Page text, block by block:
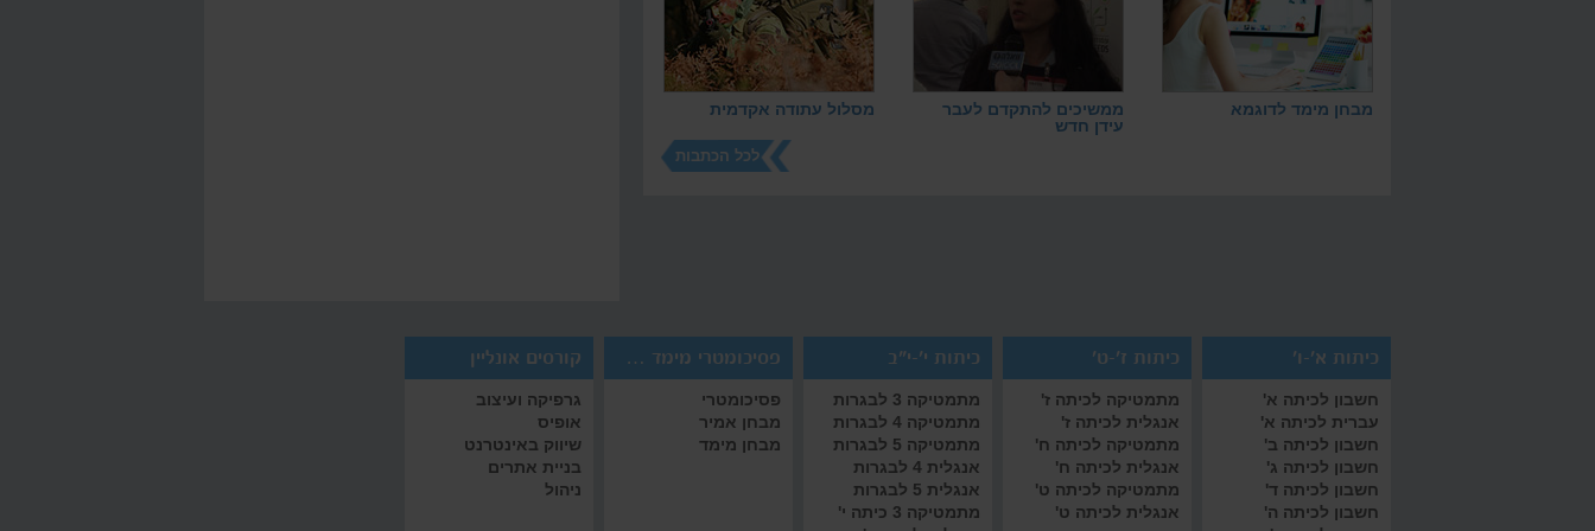
מבחן מימד לדוגמא
ממשיכים להתקדם לעבר
עידן חדש
מסלול עתודה אקדמית
לכל הכתבות
כיתות א'-ו'
חשבון לכיתה א'
עברית לכיתה א'
חשבון לכיתה ב'
חשבון לכיתה ג'
חשבון לכיתה ד'
חשבון לכיתה ה'
כיתות ז'-ט'
מתמטיקה לכיתה ז'
אנגלית לכיתה ז'
מתמטיקה לכיתה ח'
אנגלית לכיתה ח'
מתמטיקה לכיתה ט'
אנגלית לכיתה ט'
כיתות י'-י"ב
מתמטיקה 3 לבגרות
מתמטיקה 4 לבגרות
מתמטיקה 5 לבגרות
אנגלית 4 לבגרות
אנגלית 5 לבגרות
מתמטיקה 3 כיתה י'
פסיכומטרי מימד אמיר/ם
פסיכומטרי
מבחן אמיר
מבחן מימד
קורסים אונליין
גרפיקה ועיצוב
אופיס
שיווק באינטרנט
בניית אתרים
ניהול